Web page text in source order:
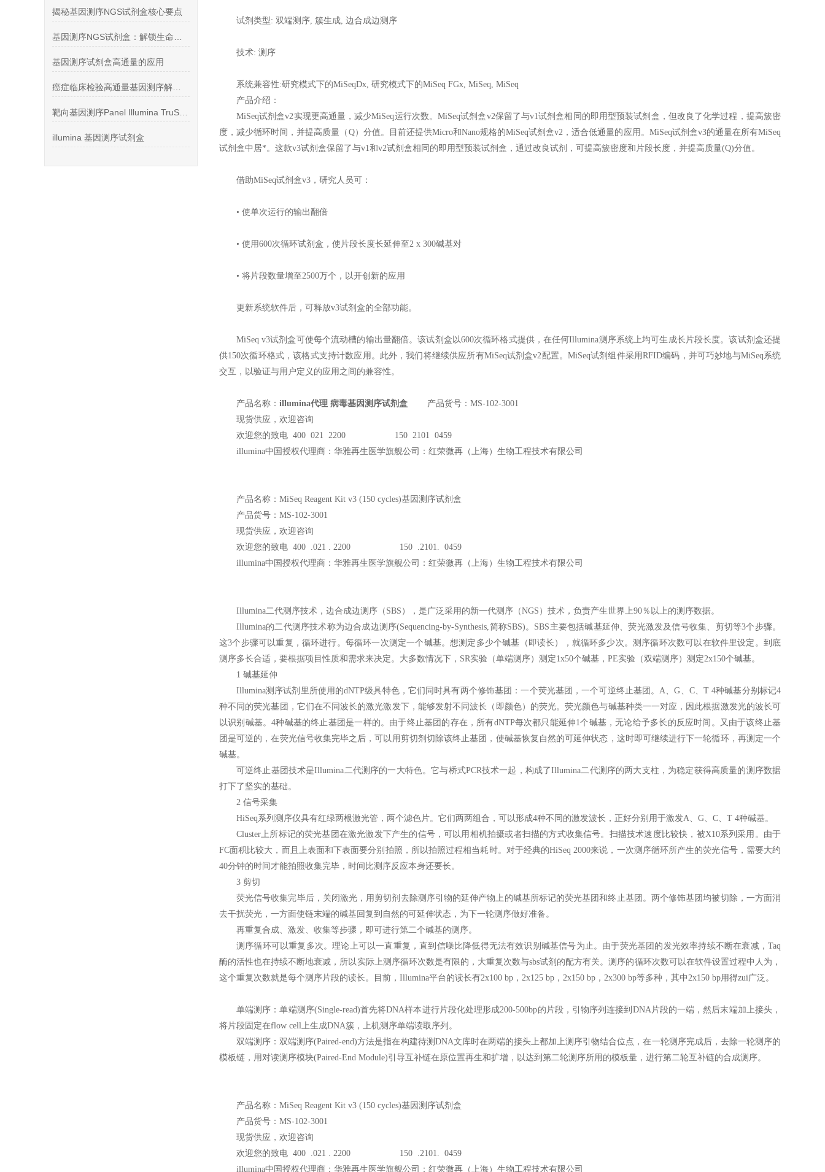
揭秘基因测序NGS试剂盒核心要点
基因测序试剂盒高通量的应用
illumina 基因测序试剂盒
试剂类型: 双端测序, 簇生成, 边合成边测序
技术: 测序
系统兼容性:研究模式下的MiSeqDx, 研究模式下的MiSeq FGx, MiSeq, MiSeq
产品介绍：
MiSeq试剂盒v2实现更高通量，减少MiSeq运行次数。MiSeq试剂盒v2保留了与v1试剂盒相同的即用型预装试剂盒，但改良了化学过程，提高簇密
度，减少循环时间，并提高质量（Q）分值。目前还提供Micro和Nano规格的MiSeq试剂盒v2，适合低通量的应用。MiSeq试剂盒v3的通量在所有MiSeq
试剂盒中居*。这款v3试剂盒保留了与v1和v2试剂盒相同的即用型预装试剂盒，通过改良试剂，可提高簇密度和片段长度，并提高质量(Q)分值。
借助MiSeq试剂盒v3，研究人员可：
• 使单次运行的输出翻倍
• 使用600次循环试剂盒，使片段长度长延伸至2 x 300碱基对
• 将片段数量增至2500万个，以开创新的应用
更新系统软件后，可释放v3试剂盒的全部功能。
MiSeq v3试剂盒可使每个流动槽的输出量翻倍。该试剂盒以600次循环格式提供，在任何Illumina测序系统上均可生成长片段长度。该试剂盒还提
供150次循环格式，该格式支持计数应用。此外，我们将继续供应所有MiSeq试剂盒v2配置。MiSeq试剂组件采用RFID编码，并可巧妙地与MiSeq系统
交互，以验证与用户定义的应用之间的兼容性。
产品名称： illumina代理 病毒基因测序试剂盒 产品货号：MS-102-3001
现货供应，欢迎咨询
欢迎您的致电 400 021 2200 150 2101 0459
illumina中国授权代理商：华雅再生医学旗舰公司：红荣微再（上海）生物工程技术有限公司
产品名称：MiSeq Reagent Kit v3 (150 cycles)基因测序试剂盒
产品货号：MS-102-3001
现货供应，欢迎咨询
欢迎您的致电 400 .021 . 2200 150 .2101. 0459
illumina中国授权代理商：华雅再生医学旗舰公司：红荣微再（上海）生物工程技术有限公司
Illumina二代测序技术，边合成边测序（SBS），是广泛采用的新一代测序（NGS）技术，负责产生世界上90％以上的测序数据。
Illumina的二代测序技术称为边合成边测序(Sequencing-by-Synthesis,简称SBS)。SBS主要包括碱基延伸、荧光激发及信号收集、剪切等3个步骤。
这3个步骤可以重复，循环进行。每循环一次测定一个碱基。想测定多少个碱基（即读长），就循环多少次。测序循环次数可以在软件里设定。到底
测序多长合适，要根据项目性质和需求来决定。大多数情况下，SR实验（单端测序）测定1x50个碱基，PE实验（双端测序）测定2x150个碱基。
1 碱基延伸
Illumina测序试剂里所使用的dNTP级具特色，它们同时具有两个修饰基团：一个荧光基团，一个可逆终止基团。A、G、C、T 4种碱基分别标记4
种不同的荧光基团，它们在不同波长的激光激发下，能够发射不同波长（即颜色）的荧光。荧光颜色与碱基种类一一对应，因此根据激发光的波长可
以识别碱基。4种碱基的终止基团是一样的。由于终止基团的存在，所有dNTP每次都只能延伸1个碱基，无论给予多长的反应时间。又由于该终止基
团是可逆的，在荧光信号收集完毕之后，可以用剪切剂切除该终止基团，使碱基恢复自然的可延伸状态，这时即可继续进行下一轮循环，再测定一个
碱基。
可逆终止基团技术是Illumina二代测序的一大特色。它与桥式PCR技术一起，构成了Illumina二代测序的两大支柱，为稳定获得高质量的测序数据
打下了坚实的基础。
2 信号采集
HiSeq系列测序仪具有红绿两根激光管，两个滤色片。它们两两组合，可以形成4种不同的激发波长，正好分别用于激发A、G、C、T 4种碱基。
Cluster上所标记的荧光基团在激光激发下产生的信号，可以用相机拍摄或者扫描的方式收集信号。扫描技术速度比较快，被X10系列采用。由于
FC面积比较大，而且上表面和下表面要分别拍照，所以拍照过程相当耗时。对于经典的HiSeq 2000来说，一次测序循环所产生的荧光信号，需要大约
40分钟的时间才能拍照收集完毕，时间比测序反应本身还要长。
3 剪切
荧光信号收集完毕后，关闭激光，用剪切剂去除测序引物的延伸产物上的碱基所标记的荧光基团和终止基团。两个修饰基团均被切除，一方面消
去干扰荧光，一方面使链末端的碱基回复到自然的可延伸状态，为下一轮测序做好准备。
再重复合成、激发、收集等步骤，即可进行第二个碱基的测序。
测序循环可以重复多次。理论上可以一直重复，直到信噪比降低得无法有效识别碱基信号为止。由于荧光基团的发光效率持续不断在衰减，Taq
酶的活性也在持续不断地衰减，所以实际上测序循环次数是有限的，大重复次数与sbs试剂的配方有关。测序的循环次数可以在软件设置过程中人为，
这个重复次数就是每个测序片段的读长。目前，Illumina平台的读长有2x100 bp，2x125 bp，2x150 bp，2x300 bp等多种，其中2x150 bp用得zui广泛。
单端测序：单端测序(Single-read)首先将DNA样本进行片段化处理形成200-500bp的片段，引物序列连接到DNA片段的一端，然后末端加上接头，
将片段固定在flow cell上生成DNA簇，上机测序单端读取序列。
双端测序：双端测序(Paired-end)方法是指在构建待测DNA文库时在两端的接头上都加上测序引物结合位点，在一轮测序完成后，去除一轮测序的
模板链，用对读测序模块(Paired-End Module)引导互补链在原位置再生和扩增，以达到第二轮测序所用的模板量，进行第二轮互补链的合成测序。
产品名称：MiSeq Reagent Kit v3 (150 cycles)基因测序试剂盒
产品货号：MS-102-3001
现货供应，欢迎咨询
欢迎您的致电 400 .021 . 2200 150 .2101. 0459
illumina中国授权代理商：华雅再生医学旗舰公司：红荣微再（上海）生物工程技术有限公司